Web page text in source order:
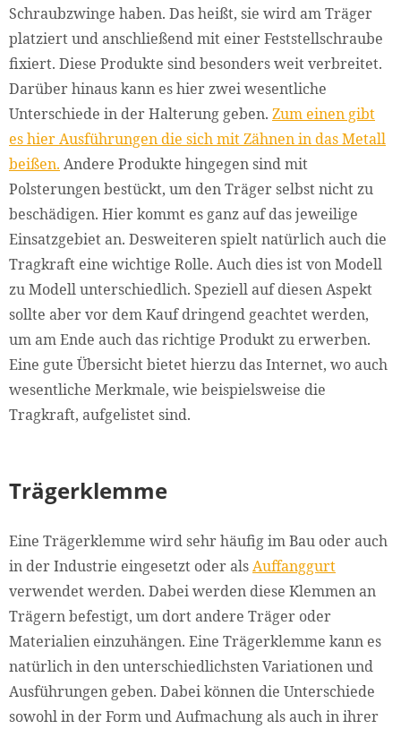
Schraubzwinge haben. Das heißt, sie wird am Träger
platziert und anschließend mit einer Feststellschraube
fixiert. Diese Produkte sind besonders weit verbreitet.
Darüber hinaus kann es hier zwei wesentliche
Unterschiede in der Halterung geben. Zum einen gibt
es hier Ausführungen die sich mit Zähnen in das Metall
beißen. Andere Produkte hingegen sind mit
Polsterungen bestückt, um den Träger selbst nicht zu
beschädigen. Hier kommt es ganz auf das jeweilige
Einsatzgebiet an. Desweiteren spielt natürlich auch die
Tragkraft eine wichtige Rolle. Auch dies ist von Modell
zu Modell unterschiedlich. Speziell auf diesen Aspekt
sollte aber vor dem Kauf dringend geachtet werden,
um am Ende auch das richtige Produkt zu erwerben.
Eine gute Übersicht bietet hierzu das Internet, wo auch
wesentliche Merkmale, wie beispielsweise die
Tragkraft, aufgelistet sind.
Trägerklemme
Eine Trägerklemme wird sehr häufig im Bau oder auch
in der Industrie eingesetzt oder alsAuffanggurt
verwendet werden. Dabei werden diese Klemmen an
Trägern befestigt, um dort andere Träger oder
Materialien einzuhängen. Eine Trägerklemme kann es
natürlich in den unterschiedlichsten Variationen und
Ausführungen geben. Dabei können die Unterschiede
sowohl in der Form und Aufmachung als auch in ihrer